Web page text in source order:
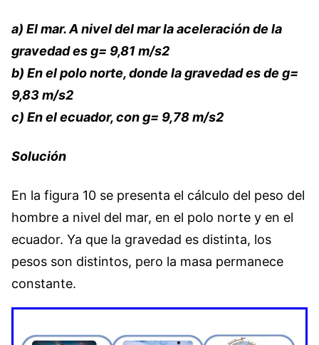
a) El mar. A nivel del mar la aceleración de la
gravedad es g= 9,81 m/s2
b) En el polo norte, donde la gravedad es de g=
9,83 m/s2
c) En el ecuador, con g= 9,78 m/s2
Solución
En la figura 10 se presenta el cálculo del peso del
hombre a nivel del mar, en el polo norte y en el
ecuador. Ya que la gravedad es distinta, los
pesos son distintos, pero la masa permanece
constante.